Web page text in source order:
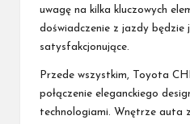
uwagę na kilka kluczowych
doświadczenie z jazdy będzie
satysfakcjonujące.
Przede wszystkim, Toyota
połączenie eleganckiego
technologiami. Wnętrze auta